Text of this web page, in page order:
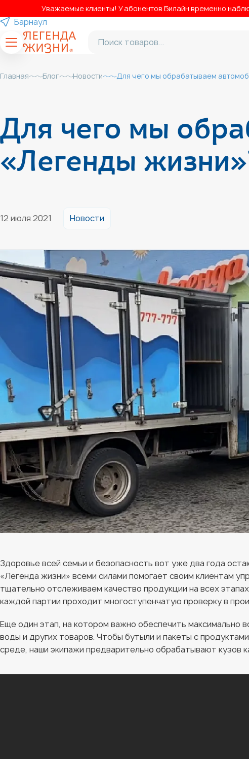
Уважаемые клиенты! У абонентов Билайн временно
Барнаул
Главная Блог Новости Для чего мы обрабатываем
Для чего мы
«Легенды
12 июля 2021 Новости
Здоровье всей семьи и безопасность вот уже два года
«Легенда жизни» всеми силами помогает своим клиентам
тщательно отслеживаем качество продукции на всех
каждой партии проходит многоступенчатую проверку в
Еще один этап, на котором важно обеспечить максимально
воды и других товаров. Чтобы бутыли и пакеты с
среде, наши экипажи предварительно обрабатывают кузов